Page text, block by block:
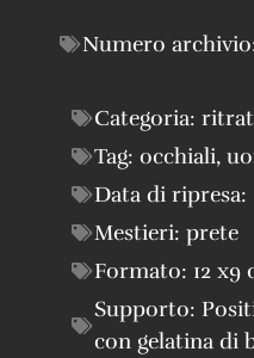
Numero
Categoria:
Tag: occhiali,
Data di ripresa:
Mestieri: prete
Formato: 12 x9
Supporto:
con gelatina di